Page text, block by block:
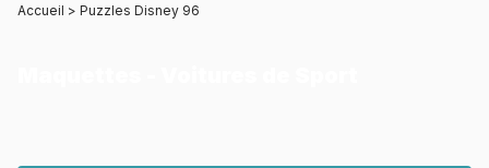
Accueil > Puzzles Disney 96